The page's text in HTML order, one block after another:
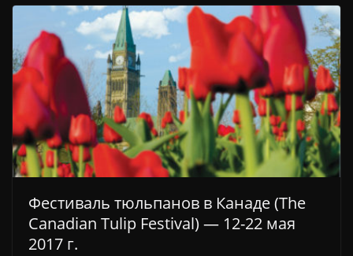
Фестиваль тюльпанов в Канаде (The
Canadian Tulip Festival) — 12-22 мая
2017 г.